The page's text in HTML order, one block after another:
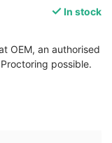
In stock
OEM, an authorised
possible.